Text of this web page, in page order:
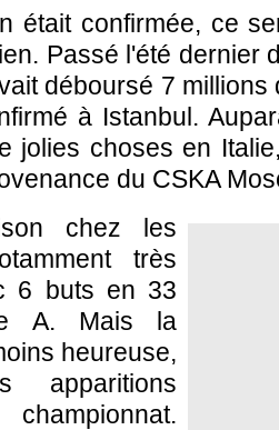
était confirmée, ce
Passé l'été dernier
déboursé 7 millions
à Istanbul.
jolies choses en
du CSKA
chez les
très
6 buts en 33
A. Mais la
heureuse,
apparitions